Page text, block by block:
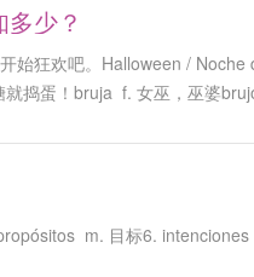
少？
始狂欢吧。Halloween /
捣蛋！bruja f. 女巫，巫婆
m. 目标6.